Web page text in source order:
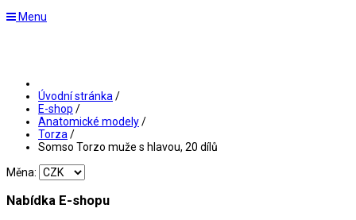
Menu
Úvodní stránka /
E-shop /
Anatomické modely/
Torza /
Somso Torzo muže s hlavou, 20 dílů
Měna:
Nabídka E-shopu